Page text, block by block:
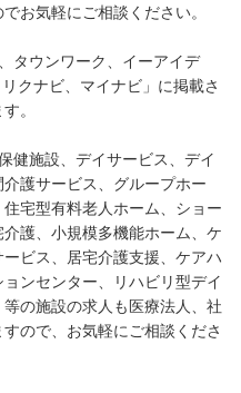
お気軽にご相談ください。
タウンワーク、イーアイデ
クナビ、マイナビ」に掲載さ
。
健施設、デイサービス、デイ
護サービス、グループホー
宅型有料老人ホーム、ショー
護、小規模多機能ホーム、ケ
ビス、居宅介護支援、ケアハ
ンセンター、リハビリ型デイ
の施設の求人も医療法人、社
ので、お気軽にご相談くださ